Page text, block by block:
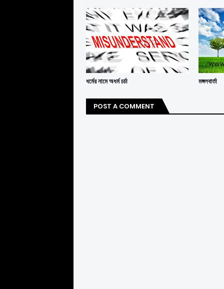
ধর্মের নামে অধর্ম চর্চা মঙ্গলবার্তা
POST A COMMENT